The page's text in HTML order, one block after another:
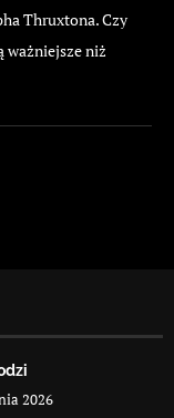
Thruxtona. Czy
ważniejsze niż
2026